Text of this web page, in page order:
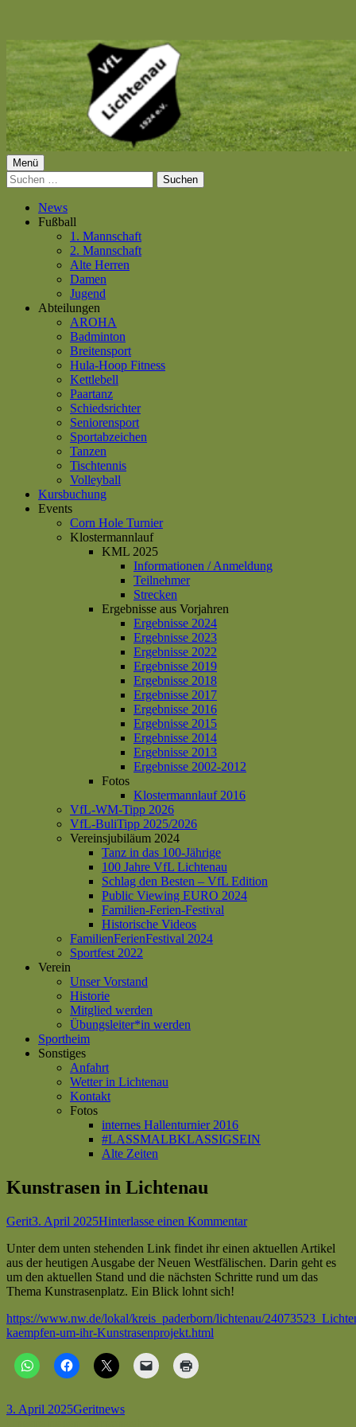
Springe
zum
Inhalt
VfL Lichtenau 1924 e.V.
Primäres
Menü
Menü
Suchen
nach:
News
Fußball
1. Mannschaft
2. Mannschaft
Alte Herren
Damen
Jugend
Abteilungen
AROHA
Badminton
Breitensport
Hula-Hoop Fitness
Kettlebell
Paartanz
Schiedsrichter
Seniorensport
Sportabzeichen
Tanzen
Tischtennis
Volleyball
Kursbuchung
Events
Corn Hole Turnier
Klostermannlauf
KML 2025
Informationen / Anmeldung
Teilnehmer
Strecken
Ergebnisse aus Vorjahren
Ergebnisse 2024
Ergebnisse 2023
Ergebnisse 2022
Ergebnisse 2019
Ergebnisse 2018
Ergebnisse 2017
Ergebnisse 2016
Ergebnisse 2015
Ergebnisse 2014
Ergebnisse 2013
Ergebnisse 2002-2012
Fotos
Klostermannlauf 2016
VfL-WM-Tipp 2026
VfL-BuliTipp 2025/2026
Vereinsjubiläum 2024
Tanz in das 100-Jährige
100 Jahre VfL Lichtenau
Schlag den Besten – VfL Edition
Public Viewing EURO 2024
Familien-Ferien-Festival
Historische Videos
FamilienFerienFestival 2024
Sportfest 2022
Verein
Unser Vorstand
Historie
Mitglied werden
Übungsleiter*in werden
Sportheim
Sonstiges
Anfahrt
Wetter in Lichtenau
Kontakt
Fotos
internes Hallenturnier 2016
#LASSMALBKLASSIGSEIN
Alte Zeiten
Kunstrasen in Lichtenau
Autor
GeritVeröffentlicht
3. April 2025Hinterlasse einen Kommentarzu
in
Lichtenau
Unter dem unten stehenden Link findet ihr einen aktuellen Artikel
aus der heutigen Ausgabe der Neuen Westfälischen. Darin geht es
um den aktuellen Stand und die nächsten Schritte rund um das
Thema Kunstrasenplatz. Ein Blick lohnt sich!
https://www.nw.de/lokal/kreis_paderborn/lichtenau/
kaempfen-um-ihr-Kunstrasenprojekt.html
Veröffentlicht
3. April 2025Autor
GeritKategorien
news